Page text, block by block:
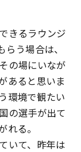
きるラウンジ
う場合は、
の場にいなが
あると思いま
環境で観たい
の選手が出て
る。
いて、昨年は